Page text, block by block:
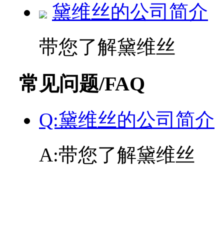
黛维丝的公司简介
带您了解黛维丝
常见问题/FAQ
Q:黛维丝的公司简介
A:带您了解黛维丝